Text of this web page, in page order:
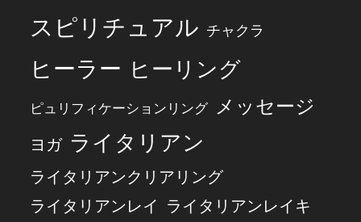
スピリチュアル チャクラ
ヒーラー ヒーリング
ピュリフィケーションリング メッセージ
ヨガ ライタリアン
ライタリアンクリアリング
ライタリアンレイ ライタリアンレイキ